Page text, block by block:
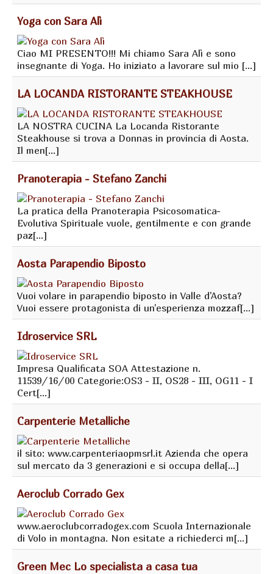
Yoga con Sara Alì
Ciao MI PRESENTO!!! Mi chiamo Sara Alì e sono
insegnante di Yoga. Ho iniziato a lavorare sul mio [...]
LA LOCANDA RISTORANTE STEAKHOUSE
LA NOSTRA CUCINA La Locanda Ristorante
Steakhouse si trova a Donnas in provincia di Aosta.
Il men[...]
Pranoterapia - Stefano Zanchi
La pratica della Pranoterapia Psicosomatica-
Evolutiva Spirituale vuole, gentilmente e con grande
paz[...]
Aosta Parapendio Biposto
Vuoi volare in parapendio biposto in Valle d'Aosta?
Vuoi essere protagonista di un'esperienza mozzaf[...]
Idroservice SRL
Impresa Qualificata SOA Attestazione n.
11539/16/00 Categorie:OS3 - II, OS28 - III, OG11 - I
Cert[...]
Carpenterie Metalliche
il sito: www.carpenteriaopmsrl.it Azienda che opera
sul mercato da 3 generazioni e si occupa della[...]
Aeroclub Corrado Gex
www.aeroclubcorradogex.com Scuola Internazionale
di Volo in montagna. Non esitate a richiederci m[...]
Green Mec Lo specialista a casa tua